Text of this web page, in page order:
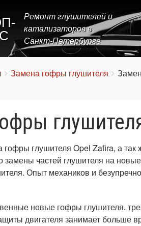
Ремонт глушителей и
катализаторов в
Санкт-Петербурге
Замена гофры глушителя
гофры глушителя Opel Zafira, а
замены частей глушителя на
Опыт механиков и
новые гофры глушителя.
двигателя занимает больше